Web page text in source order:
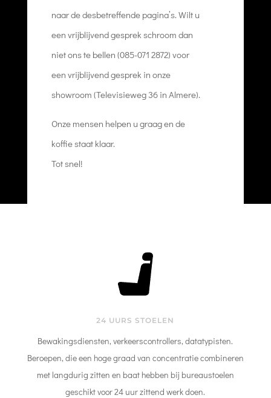
naar de desbetreffende pagina’s. Wilt u
een vrijblijvend gesprek schroom dan
niet ons te bellen (085-071 2872) voor
een vrijblijvend gesprek in onze
showroom (Televisieweg 36 in Almere).
Onze mensen helpen u graag en de
koffie staat klaar.
Tot snel!
24 UURS STOELEN
Bewakingsdiensten, verkeerscontrollers, datatypisten.
Beroepen, die een hoge graad van concentratie combineren
met langdurig zitten en baat hebben bij bureaustoelen
geschikt voor 24 uur zittend werk doen.